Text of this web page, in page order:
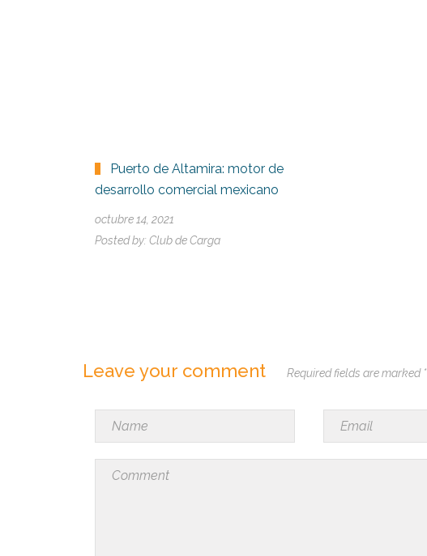
Puerto de Altamira: motor de
desarrollo comercial mexicano
octubre 14, 2021
Posted by: Club de Carga
Leave your comment Required fields are marked *